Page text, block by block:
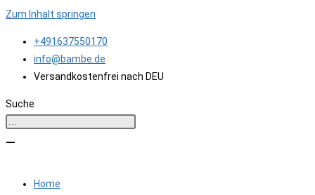
Zum Inhalt springen
+491637550170
info@bambe.de
Versandkostenfrei nach DEU
Suche
Home